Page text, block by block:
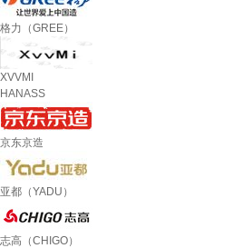
格力（GREE）
XVVMI
HANASS
京东京造
亚都（YADU）
志高（CHIGO）